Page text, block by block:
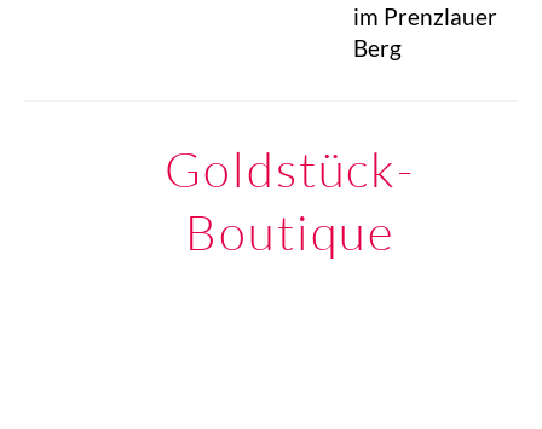
im Prenzlauer
Berg
Goldstück-
Boutique